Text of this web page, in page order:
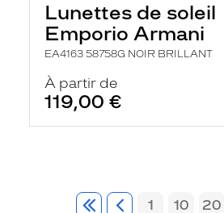
Lunettes de soleil
Emporio Armani
EA4163 58758G NOIR BRILLANT
À partir de
119,00 €
1 10 20